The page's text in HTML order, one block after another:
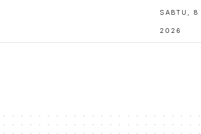
SABTU, 8
2026